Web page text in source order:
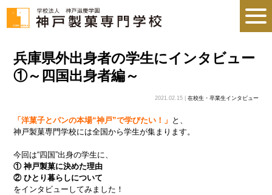
兵庫県外出身者の学生にインタビュー
①～四国出身者編～
2021.02.15 | 在校生・卒業生インタビュー
「洋菓子とパンの本場“神戸”で学びたい！」 と、
神戸製菓専門学校には全国から学生が集まります。
今回は“四国”出身の学生に、
① 神戸製菓に決めた理由
② ひとり暮らしについて
をインタビューしてみました！